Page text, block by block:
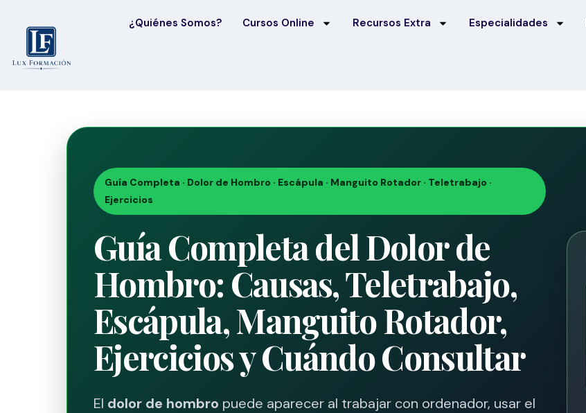
¿Quiénes Somos? Cursos Online Recursos Extra Especialidades
Guía Completa · Dolor de Hombro · Escápula · Manguito Rotador · Teletrabajo ·
Ejercicios
Guía Completa del Dolor de
Hombro: Causas, Teletrabajo,
Escápula, Manguito Rotador,
Ejercicios y Cuándo Consultar
El dolor de hombro puede aparecer al trabajar con ordenador, usar el